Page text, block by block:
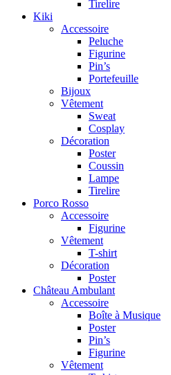
Tirelire
Kiki
Accessoire
Peluche
Figurine
Pin’s
Portefeuille
Bijoux
Vêtement
Sweat
Cosplay
Décoration
Poster
Coussin
Lampe
Tirelire
Porco Rosso
Accessoire
Figurine
Vêtement
T-shirt
Décoration
Poster
Château Ambulant
Accessoire
Boîte à Musique
Poster
Pin’s
Figurine
Vêtement